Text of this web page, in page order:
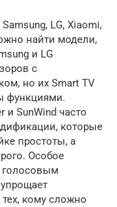
LG, Xiaomi,
найти модели,
и LG
с
но их Smart TV
функциями.
и SunWind часто
которые
простоты, а
Особое
голосовым
кому сложно